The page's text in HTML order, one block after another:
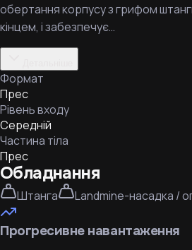
обертання корпусу з грифом
кінцем, і забезпечує…
Формат
Прес
Рівень входу
Середній
Частина тіла
Прес
Обладнання
Штанга Landmine-насадка /
Прогресивне навантаження